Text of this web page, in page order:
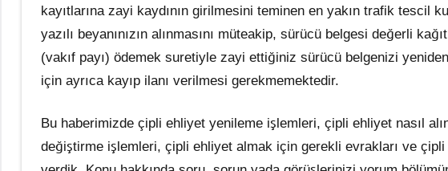
kayıtlarına zayi kaydının girilmesini teminen en yakın trafik tescil
yazılı beyanınızın alınmasını müteakip, sürücü belgesi değerli
(vakıf payı) ödemek suretiyle zayi ettiğiniz sürücü belgenizi
için ayrıca kayıp ilanı verilmesi gerekmemektedir.
Bu haberimizde çipli ehliyet yenileme işlemleri, çipli ehliyet nasıl
değiştirme işlemleri, çipli ehliyet almak için gerekli evrakları ve